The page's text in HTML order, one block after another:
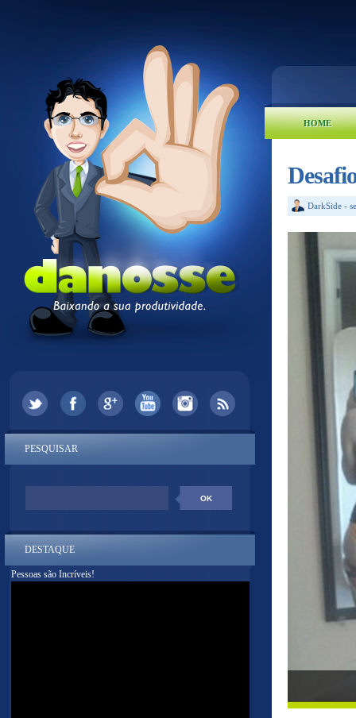
HOME
DarkSide -
PESQUISAR
DESTAQUE
Pessoas são Incríveis!